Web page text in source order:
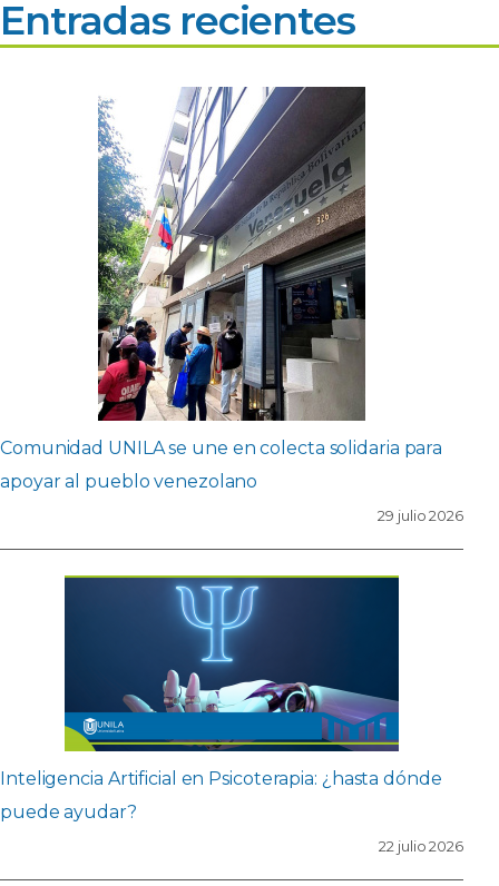
Entradas recientes
Comunidad UNILA se une en colecta solidaria para
apoyar al pueblo venezolano
29 julio 2026
Inteligencia Artificial en Psicoterapia: ¿hasta dónde
puede ayudar?
22 julio 2026